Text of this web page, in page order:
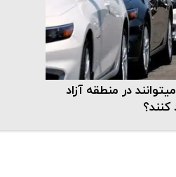
در منطقه آزاد
کنند؟